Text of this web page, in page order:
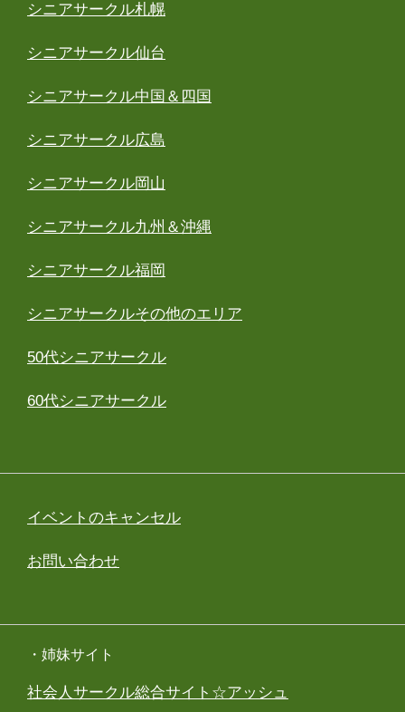
シニアサークル札幌
シニアサークル仙台
シニアサークル中国＆四国
シニアサークル広島
シニアサークル岡山
シニアサークル九州＆沖縄
シニアサークル福岡
シニアサークルその他のエリア
50代シニアサークル
60代シニアサークル
イベントのキャンセル
お問い合わせ
・姉妹サイト
社会人サークル総合サイト☆アッシュ